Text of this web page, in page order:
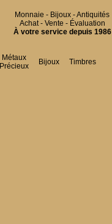
Monnaie - Bijoux - Antiquités
Achat - Vente - Évaluation
À votre service depuis 1986
Métaux
Précieux
Bijoux Timbres